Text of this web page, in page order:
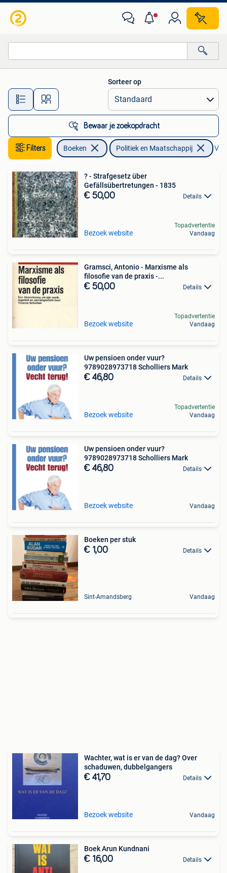
Alle afstanden…
Sorteer op
Bewaar je zoekopdracht
Filters Boeken Politiek en Maatschappij
? - Strafgesetz über
Gefällsübertretungen - 1835
€ 50,00 Details
Bezoek website
Topadvertentie
Vandaag
Gramsci, Antonio - Marxisme als
filosofie van de praxis -...
€ 50,00 Details
Bezoek website
Topadvertentie
Vandaag
Uw pensioen onder vuur?
9789028973718 Scholliers Mark
€ 46,80 Details
Bezoek website
Topadvertentie
Vandaag
Uw pensioen onder vuur?
9789028973718 Scholliers Mark
€ 46,80 Details
Bezoek website Vandaag
Boeken per stuk
€ 1,00 Details
Sint-Amandsberg Vandaag
Wachter, wat is er van de dag? Over
schaduwen, dubbelgangers
€ 41,70 Details
Bezoek website Vandaag
Boek Arun Kundnani
€ 16,00 Details